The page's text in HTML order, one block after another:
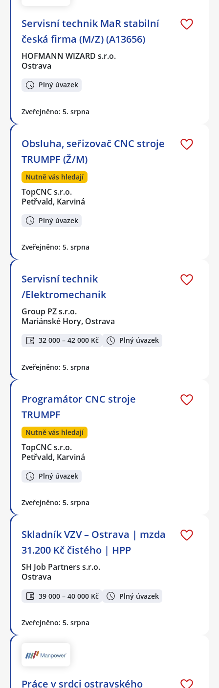
Servisní technik MaR stabilní
česká firma (M/Z) (A13656)
HOFMANN WIZARD s.r.o.
Ostrava
Plný úvazek
Zveřejněno: 5. srpna
Obsluha, seřizovač CNC stroje
TRUMPF (Ž/M)
Nutně vás hledají
TopCNC s.r.o.
Petřvald, Karviná
Plný úvazek
Zveřejněno: 5. srpna
Servisní technik
/Elektromechanik
Group PZ s.r.o.
Mariánské Hory, Ostrava
32 000 – 42 000 Kč Plný úvazek
Zveřejněno: 5. srpna
Programátor CNC stroje
TRUMPF
Nutně vás hledají
TopCNC s.r.o.
Petřvald, Karviná
Plný úvazek
Zveřejněno: 5. srpna
Skladník VZV – Ostrava | mzda
31.200 Kč čistého | HPP
SH Job Partners s.r.o.
Ostrava
39 000 – 40 000 Kč Plný úvazek
Zveřejněno: 5. srpna
Práce v srdci ostravského